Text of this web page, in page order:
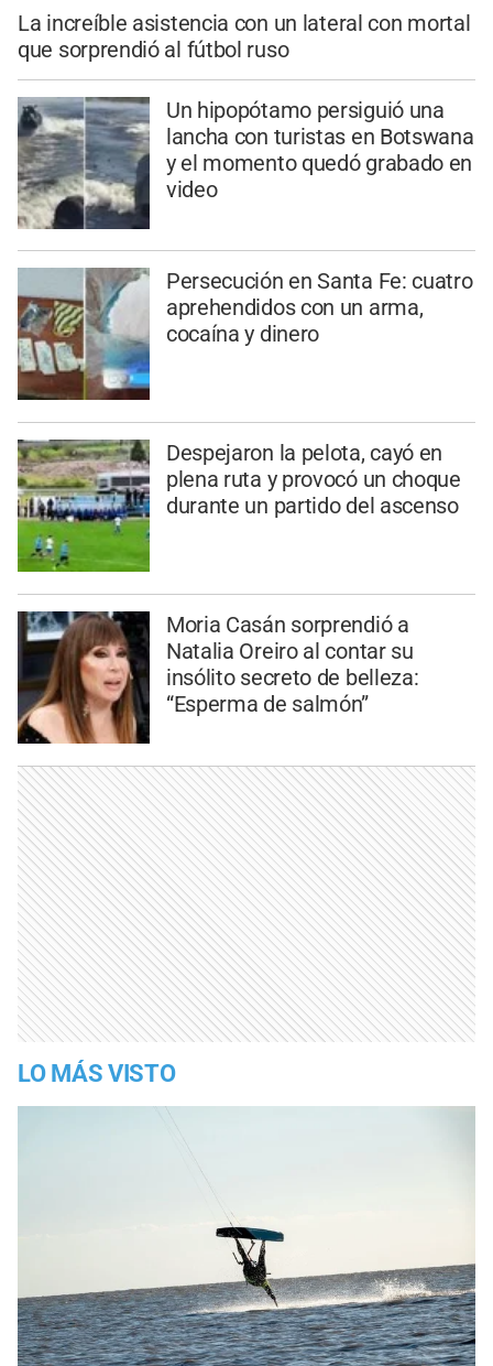
La increíble asistencia con un lateral con mortal
que sorprendió al fútbol ruso
Un hipopótamo persiguió una
lancha con turistas en Botswana
y el momento quedó grabado en
video
Persecución en Santa Fe: cuatro
aprehendidos con un arma,
cocaína y dinero
Despejaron la pelota, cayó en
plena ruta y provocó un choque
durante un partido del ascenso
Moria Casán sorprendió a
Natalia Oreiro al contar su
insólito secreto de belleza:
“Esperma de salmón”
LO MÁS VISTO